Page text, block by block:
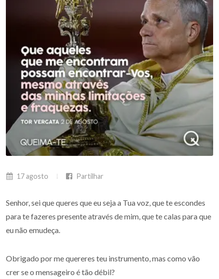
17 agosto Partilhar
Senhor, sei que queres que eu seja a Tua voz, que te escondes
para te fazeres presente através de mim, que te calas para que
eu não emudeça.
Obrigado por me quereres teu instrumento, mas como vão
crer se o mensageiro é tão débil?